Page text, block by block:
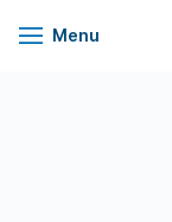
Naar
Menu